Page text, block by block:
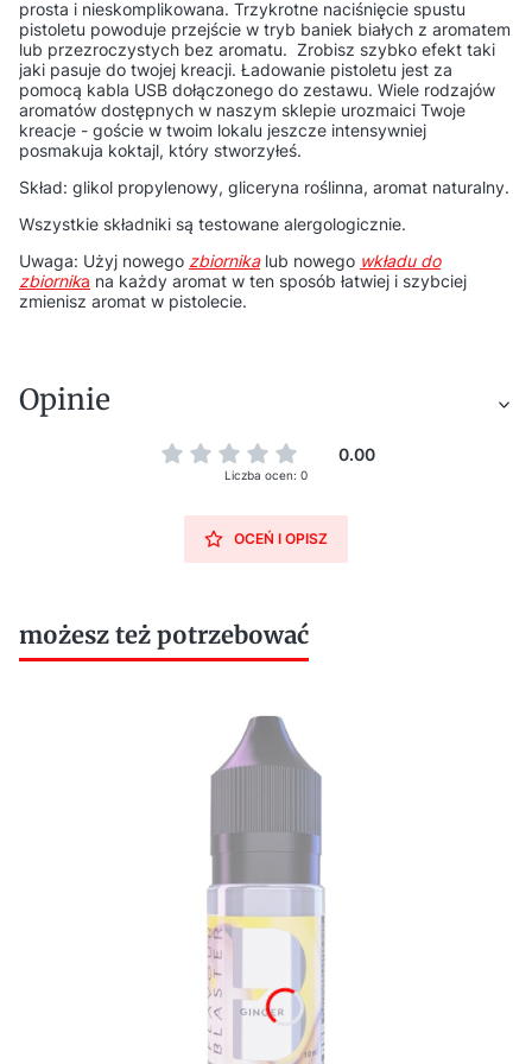
prosta i nieskomplikowana. Trzykrotne naciśnięcie spustu
pistoletu powoduje przejście w tryb baniek białych z aromatem
lub przezroczystych bez aromatu. Zrobisz szybko efekt taki
jaki pasuje do twojej kreacji. Ładowanie pistoletu jest za
pomocą kabla USB dołączonego do zestawu. Wiele rodzajów
aromatów dostępnych w naszym sklepie urozmaici Twoje
kreacje - goście w twoim lokalu jeszcze intensywniej
posmakuja koktajl, który stworzyłeś.
Skład: glikol propylenowy, gliceryna roślinna, aromat naturalny.
Wszystkie składniki są testowane alergologicznie.
Uwaga: Użyj nowego zbiornikalub nowego wkładu do
zbiornika na każdy aromat w ten sposób łatwiej i szybciej
zmienisz aromat w pistolecie.
Opinie
0.00
Liczba ocen: 0
OCEŃ I OPISZ
możesz też potrzebować